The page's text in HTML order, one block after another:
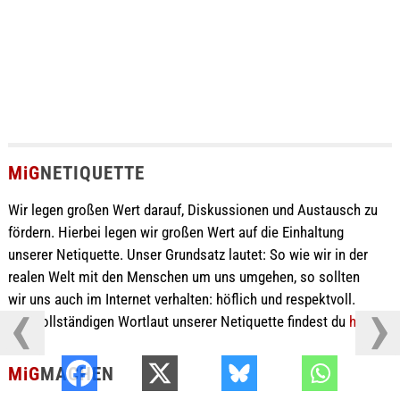
MiGNETIQUETTE
Wir legen großen Wert darauf, Diskussionen und Austausch zu
fördern. Hierbei legen wir großen Wert auf die Einhaltung
unserer Netiquette. Unser Grundsatz lautet: So wie wir in der
realen Welt mit den Menschen um uns umgehen, so sollten
wir uns auch im Internet verhalten: höflich und respektvoll.
Den vollständigen Wortlaut unserer Netiquette findest du hier .
MiGMACHEN